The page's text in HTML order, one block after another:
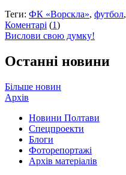
Теги: ФК «Ворскла», футбол,
Коментарі (1)
Вислови свою думку!
Останні новини
Більше новин
Архів
Новини Полтави
Спецпроекти
Блоги
Фоторепортажі
Архів матеріалів